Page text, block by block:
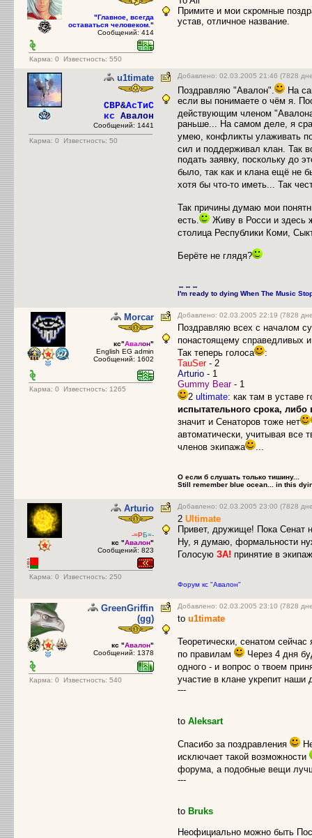
"Главное, всегда
оставаться человеком."
Сообщений: 414
Карма: 0 Известность: 550
Примите и мои скромные
устав, отличное название.
u1timate
CBP&АсТиС
кс Авалон
Сообщений: 1441
Карма: 0 Известность: 50
Добавлено: 02.03.2005 21:46 (7828
Поздравляю "Авалон".
На
если вы понимаете о чём я.
действующим членом
раньше... На самом деле, я
умею, конфликты улаживать
сил и поддерживал клан. Так
подать заявку, поскольку до
было, так как и клана ещё не
хотя бы что-то иметь... Так
Так причины думаю мои
есть.
Живу в Росси и здесь
столица Республики Коми,
Берёте не глядя?
↔↔↔
I'm ready to dying When The Music
Morcar
кс"Авалон"
English EG admin
Сообщений: 1602
Карма: 0 Известность: 1265
Добавлено: 02.03.2005 22:19 (7828
Поздравляю всех с началом
понастоящему справедливых
Так теперь голоса
:
TauSer- 2
Arturio - 1
Gummy Bear- 1
2 ultimate: как там в уставе
испытательного срока, либо
значит и Сенаторов тоже нет
автоматически, учитывая все
членов экипажа
...
О если б слушать только тишину...
Still remember blue ocean... in this
Arturio
-=РБ=-
кс "Авалон"
Сообщений: 823
Карма: 0 Известность: 250
Добавлено: 02.03.2005 23:00 (7828
2 Ultimate
Привет, дружище! Пока
Ну, я думаю, формальности
Голосую ЗА! принятие в
Форум кс "Авалон"
GreenGriffin
(gg)
кс "Авалон"
Сообщений: 1378
Карма: 0 Известность: 540
Добавлено: 02.03.2005 23:10 (7828
to u1timate
Теоретически, сенатом
по правилам
Через 4 дня
одного - и вопрос о твоем
участие в клане укрепит наши
---
to Aleksart
Спасибо за поздравления
исключает такой возможности
форума, а подобные вещи
---
to Bruks
Неофициально можно быть